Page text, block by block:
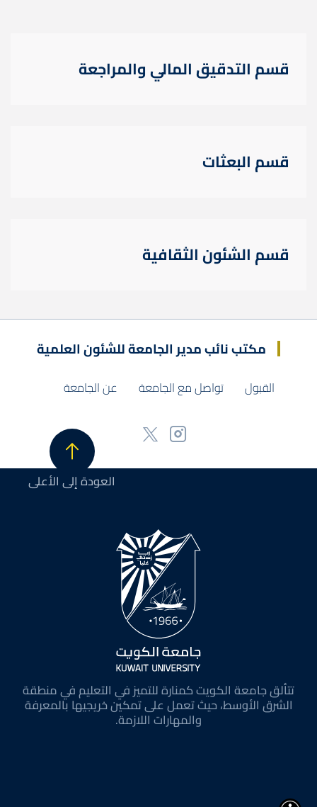
قسم التدقيق المالي والمراجعة
قسم البعثات
قسم الشئون الثقافية
مكتب نائب مدير الجامعة للشئون العلمية
القبول تواصل مع الجامعة عن الجامعة
العودة إلى الأعلى
تتألق جامعة الكويت كمنارة للتميز في التعليم في منطقة
الشرق الأوسط، حيث تعمل على تمكين خريجيها بالمعرفة
والمهارات اللازمة.